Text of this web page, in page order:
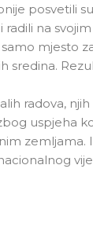
posvetili
na
mjesto
radova,
uspjeha
zemljama.